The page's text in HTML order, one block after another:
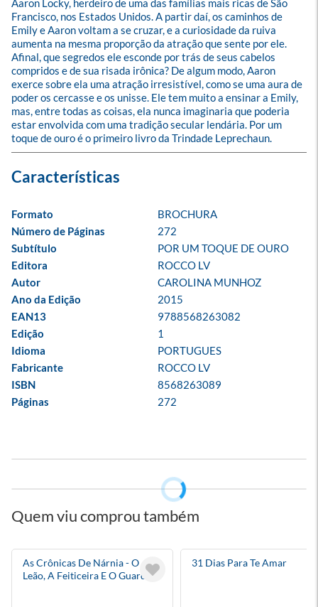
Aaron Locky, herdeiro de uma das famílias mais ricas de São
Francisco, nos Estados Unidos. A partir daí, os caminhos de
Emily e Aaron voltam a se cruzar, e a curiosidade da ruiva
aumenta na mesma proporção da atração que sente por ele.
Afinal, que segredos ele esconde por trás de seus cabelos
compridos e de sua risada irônica? De algum modo, Aaron
exerce sobre ela uma atração irresistível, como se uma aura de
poder os cercasse e os unisse. Ele tem muito a ensinar a Emily,
mas, entre todas as coisas, ela nunca imaginaria que poderia
estar envolvida com uma tradição secular lendária. Por um
toque de ouro é o primeiro livro da Trindade Leprechaun.
Formato
BROCHURA
Número de Páginas
272
Subtítulo
POR UM TOQUE DE OURO
Editora
ROCCO LV
Autor
CAROLINA MUNHOZ
Ano da Edição
2015
EAN13
9788568263082
Edição
1
Idioma
PORTUGUES
Fabricante
ROCCO LV
ISBN
8568263089
Páginas
272
Quem viu comprou também
As Crônicas De Nárnia - O
Leão, A Feiticeira E O Guarda-
31 Dias Para Te Amar